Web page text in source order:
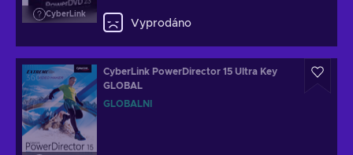
CyberLink
Vyprodáno
CyberLink PowerDirector 15 Ultra Key
GLOBAL
GLOBÁLNÍ